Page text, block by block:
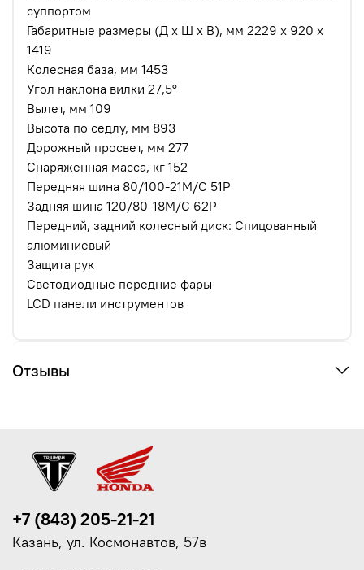
суппортом
Габаритные размеры (Д х Ш х В), мм 2229 x 920 x
1419
Колесная база, мм 1453
Угол наклона вилки 27,5°
Вылет, мм 109
Высота по седлу, мм 893
Дорожный просвет, мм 277
Снаряженная масса, кг 152
Передняя шина 80/100-21M/C 51P
Задняя шина 120/80-18M/C 62P
Передний, задний колесный диск: Спицованный
алюминиевый
Защита рук
Светодиодные передние фары
LCD панели инструментов
Отзывы
+7 (843) 205-21-21
Казань, ул. Космонавтов, 57в